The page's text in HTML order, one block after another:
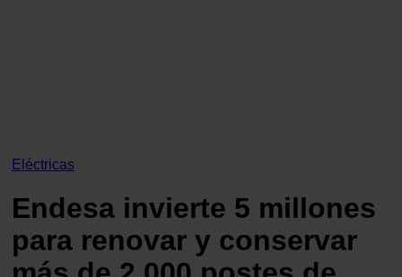
Eléctricas
Endesa invierte 5 millones
para renovar y conservar